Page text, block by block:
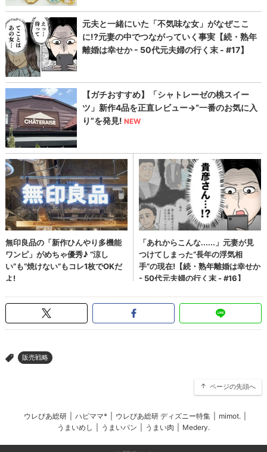
> 販売戦略
ページの先頭へ
ウレぴあ総研 ハピママ* ウレぴあ総研 ディズニー特集 mimot.
うまいめし
うまいパン うまい肉 Medery.